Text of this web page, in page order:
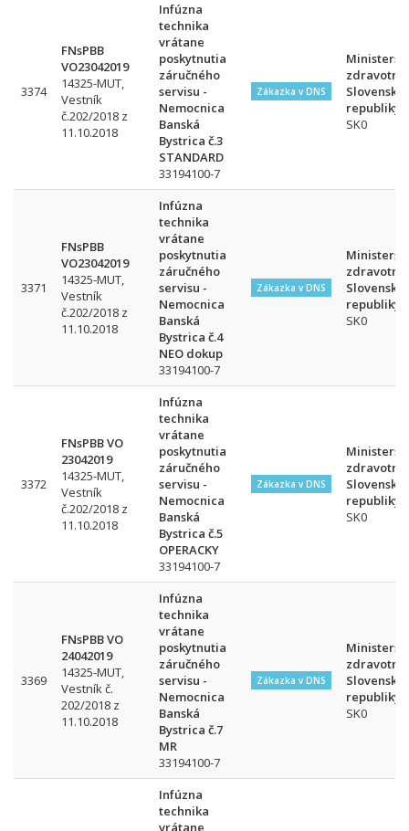
3374
FNsPBB
VO23042019
14325-MUT,
Vestník
č.202/2018 z
11.10.2018
Infúzna
technika
vrátane
poskytnutia
záručného
servisu -
Nemocnica
Banská
Bystrica č.3
STANDARD
33194100-7
Zákazka v DNS
Slovenskej
republiky
SK0
3371
FNsPBB
VO23042019
14325-MUT,
Vestník
č.202/2018 z
11.10.2018
Infúzna
technika
vrátane
poskytnutia
záručného
servisu -
Nemocnica
Banská
Bystrica č.4
NEO dokup
33194100-7
Zákazka v DNS
Slovenskej
republiky
SK0
3372
FNsPBB VO
23042019
14325-MUT,
Vestník
č.202/2018 z
11.10.2018
Infúzna
technika
vrátane
poskytnutia
záručného
servisu -
Nemocnica
Banská
Bystrica č.5
OPERACKY
33194100-7
Zákazka v DNS
Slovenskej
republiky
SK0
3369
FNsPBB VO
24042019
14325-MUT,
Vestník č.
202/2018 z
11.10.2018
Infúzna
technika
vrátane
poskytnutia
záručného
servisu -
Nemocnica
Banská
Bystrica č.7
MR
33194100-7
Zákazka v DNS
Slovenskej
republiky
SK0
Infúzna
technika
vrátane